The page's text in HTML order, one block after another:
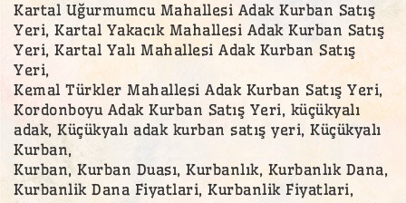
Kartal Uğurmumcu Mahallesi Adak Kurban Satış
Yeri, Kartal Yakacık Mahallesi Adak Kurban Satış
Yeri, Kartal Yalı Mahallesi Adak Kurban Satış
Yeri,
Kemal Türkler Mahallesi Adak Kurban Satış Yeri,
Kordonboyu Adak Kurban Satış Yeri, küçükyalı
adak, Küçükyalı adak kurban satış yeri, Küçükyalı
Kurban,
Kurban, Kurban Duası, Kurbanlık, Kurbanlık Dana,
Kurbanlik Dana Fiyatlari, Kurbanlik Fiyatlari,